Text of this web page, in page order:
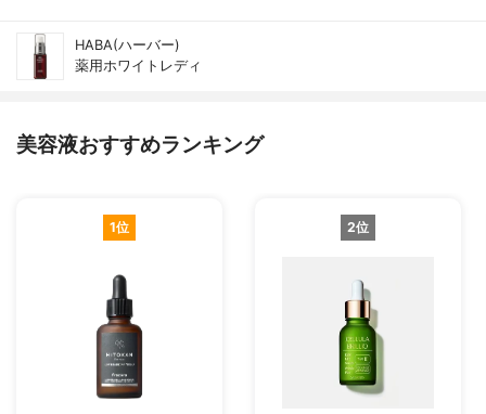
HABA(ハーバー)
薬用ホワイトレディ
美容液おすすめランキング
1位 2位